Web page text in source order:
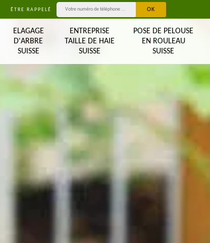
ÊTRE RAPPELÉ
ELAGAGE
D'ARBRE
SUISSE
ENTREPRISE
TAILLE DE HAIE
SUISSE
POSE DE PELOUSE
EN ROULEAU
SUISSE